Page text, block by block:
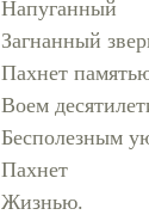
Напуганный
Загнанный
Пахнет
Воем
Бесполезным
Пахнет
Жизнью.